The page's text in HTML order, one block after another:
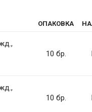
vitae sodales in,
eget tincidunt ex semper
et fringilla facilisis.
ОПАКОВКА
10 бр.
10 бр.